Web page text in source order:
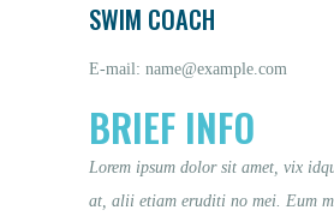
SWIM COACH
E-mail: name@example.com
BRIEF INFO
Lorem ipsum dolor sit amet, vix
at, alii etiam eruditi no mei. Eum